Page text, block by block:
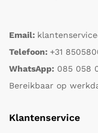
Email:
Telefoon: +31
WhatsApp: 085 058
Bereikbaar op
Klantenservice